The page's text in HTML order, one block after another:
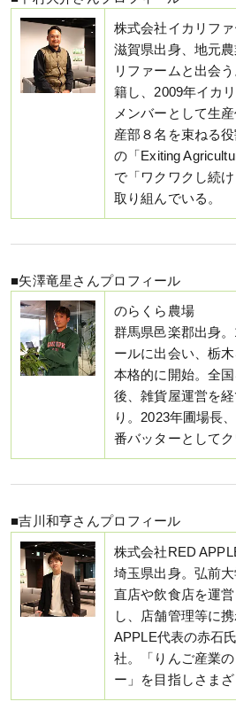
株式会社イカリフ
滋賀県出身、地元
リファームと出会
籍し、2009年イカ
メンバーとして生
産部８名を束ねる
の「Exiting
で「ワクワクし続
取り組んでいる。
■矢澤竜星さんプロフィール
のらくら農場
群馬県邑楽郡出身
ールに出会い、栃
本格的に開始。全
後、雑貨屋運営を
り。2023年圃場長
番バッターとしてク
■吉川和亨さんプロフィール
株式会社RED
埼玉県出身。弘前
直店や飲食店を運
し、店舗管理等に
APPLE代表の赤石
社。「りんご産業
ー」を目指しさまざ